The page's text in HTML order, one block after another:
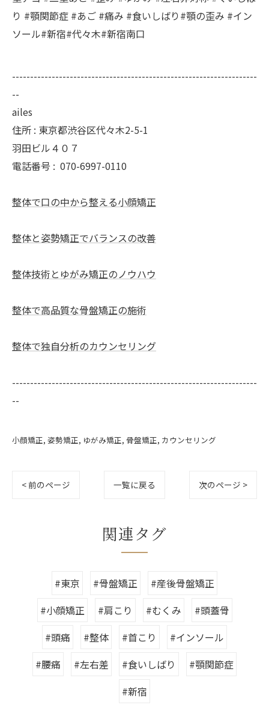
り #顎関節症 #あご #痛み #食いしばり#顎の歪み #イン
ソール#新宿#代々木#新宿南口
--------------------------------------------------------------------
--
ailes
住所 : 東京都渋谷区代々木2-5-1
羽田ビル４０７
電話番号 : 070-6997-0110
整体で口の中から整える小顔矯正
整体と姿勢矯正でバランスの改善
整体技術とゆがみ矯正のノウハウ
整体で高品質な骨盤矯正の施術
整体で独自分析のカウンセリング
--------------------------------------------------------------------
--
小顔矯正 姿勢矯正 ゆがみ矯正 骨盤矯正 カウンセリング
< 前のページ 一覧に戻る 次のページ >
関連タグ
#東京 #骨盤矯正
#産後骨盤矯正
#小顔矯正
#肩こり #むくみ
#頭蓋骨
#頭痛
#整体 #首こり
#インソール
#腰痛
#左右差 #食いしばり
#顎関節症
#新宿